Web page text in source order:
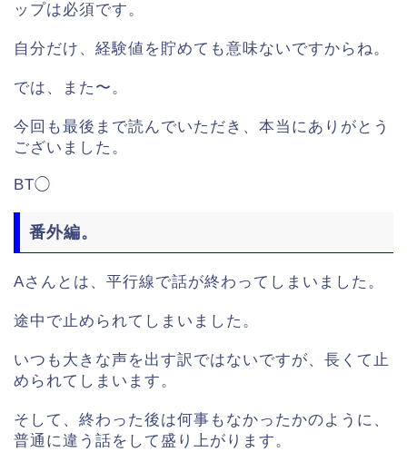
ップは必須です。
自分だけ、経験値を貯めても意味ないですからね。
では、また〜。
今回も最後まで読んでいただき、本当にありがとう
ございました。
BT◯
番外編。
Aさんとは、平行線で話が終わってしまいました。
途中で止められてしまいました。
いつも大きな声を出す訳ではないですが、長くて止
められてしまいます。
そして、終わった後は何事もなかったかのように、
普通に違う話をして盛り上がります。